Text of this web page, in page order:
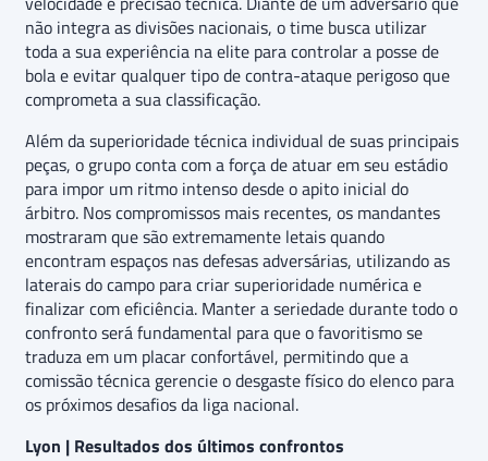
não integra as divisões nacionais, o time busca utilizar
toda a sua experiência na elite para controlar a posse de
bola e evitar qualquer tipo de contra-ataque perigoso que
comprometa a sua classificação.
Além da superioridade técnica individual de suas principais
peças, o grupo conta com a força de atuar em seu estádio
para impor um ritmo intenso desde o apito inicial do
árbitro. Nos compromissos mais recentes, os mandantes
mostraram que são extremamente letais quando
encontram espaços nas defesas adversárias, utilizando as
laterais do campo para criar superioridade numérica e
finalizar com eficiência. Manter a seriedade durante todo o
confronto será fundamental para que o favoritismo se
traduza em um placar confortável, permitindo que a
comissão técnica gerencie o desgaste físico do elenco para
os próximos desafios da liga nacional.
Lyon | Resultados dos últimos confrontos